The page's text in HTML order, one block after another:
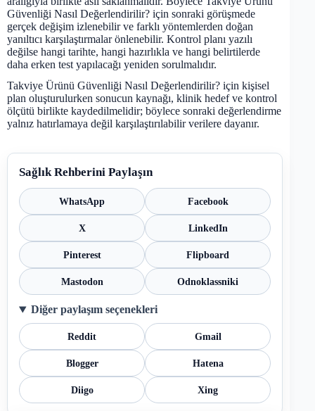
Güvenliği Nasıl Değerlendirilir? için sonraki görüşmede
gerçek değişim izlenebilir ve farklı yöntemlerden doğan
yanıltıcı karşılaştırmalar önlenebilir. Kontrol planı yazılı
değilse hangi tarihte, hangi hazırlıkla ve hangi belirtilerde
daha erken test yapılacağı yeniden sorulmalıdır.
Takviye Ürünü Güvenliği Nasıl Değerlendirilir? için kişisel
plan oluşturulurken sonucun kaynağı, klinik hedef ve kontrol
ölçütü birlikte kaydedilmelidir; böylece sonraki değerlendirme
yalnız hatırlamaya değil karşılaştırılabilir verilere dayanır.
Sağlık Rehberini Paylaşın
WhatsApp Facebook
X LinkedIn
Pinterest Flipboard
Mastodon Odnoklassniki
Diğer paylaşım seçenekleri
Reddit Gmail
Blogger Hatena
Diigo Xing